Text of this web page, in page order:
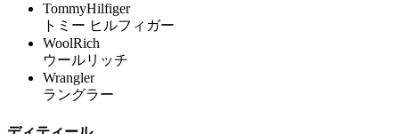
TommyHilfiger
トミー ヒルフィガー
WoolRich
ウールリッチ
Wrangler
ラングラー